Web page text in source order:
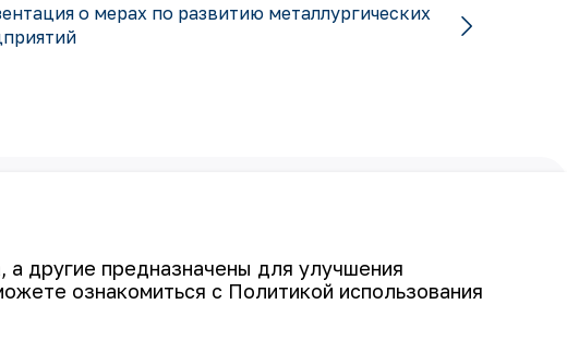
о мерах по развитию металлургических
другие предназначены для улучшения
ознакомиться с Политикой использования